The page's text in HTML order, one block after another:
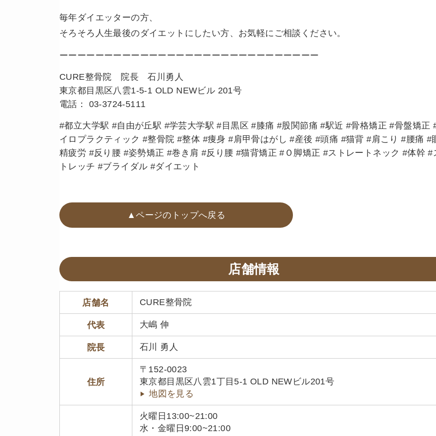
毎年ダイエッターの方、
そろそろ人生最後のダイエットにしたい方、お気軽にご相談ください。
ーーーーーーーーーーーーーーーーーーーーーーーーーーーーー
CURE整骨院 院長 石川勇人
東京都目黒区八雲1-5-1 OLD NEWビル 201号
電話： 03-3724-5111
#都立大学駅 #自由が丘駅 #学芸大学駅 #目黒区 #膝痛 #股関節痛 #駅近 #骨格矯正 #骨盤矯正
イロプラクティック #整骨院 #整体 #痩身 #肩甲骨はがし #産後 #頭痛 #猫背 #肩こり #腰痛 #
精疲労 #反り腰 #姿勢矯正 #巻き肩 #反り腰 #猫背矯正 #Ｏ脚矯正 #ストレートネック #体幹 #
トレッチ #ブライダル #ダイエット
▲ページのトップへ戻る
店舗情報
店舗名 CURE整骨院
代表 大嶋 伸
院長 石川 勇人
住所
〒152-0023
東京都目黒区八雲1丁目5-1 OLD NEWビル201号
地図を見る
火曜日13:00~21:00
水・金曜日9:00~21:00